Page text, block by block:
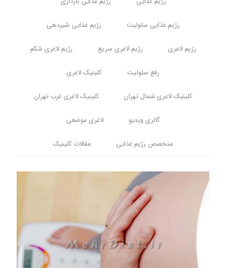
رژیم غذایی سلولیت رژیم غذایی شیردهی
رژیم لاغری رژیم لاغری سریع رژیم لاغری شکم
رفع سلولیت کلینیک لاغری
کلینیک لاغری شمال تهران کلینیک لاغری غرب تهران
گالری ویدیو لاغری موضعی
متخصص رژیم غذایی مقالات کلینیک